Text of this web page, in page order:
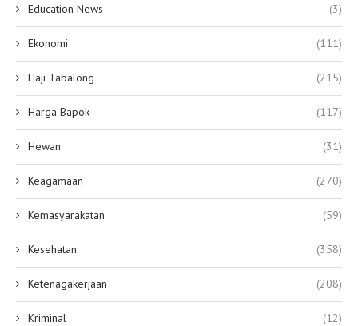
Education News (3)
Ekonomi (111)
Haji Tabalong (215)
Harga Bapok (117)
Hewan (31)
Keagamaan (270)
Kemasyarakatan (59)
Kesehatan (358)
Ketenagakerjaan (208)
Kriminal (12)